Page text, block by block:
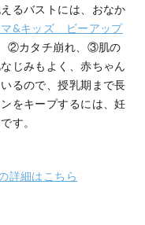
るバストには、おなか
マ&キッズ ビーアップ
②カタチ崩れ、③肌の
じみもよく、赤ちゃん
るので、授乳期まで長
をキープするには、妊
す。
詳細はこちら